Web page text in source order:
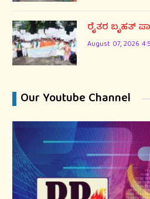
ರೈತರ ಬೃಹತ್
August 07, 2026
Our Youtube Channel